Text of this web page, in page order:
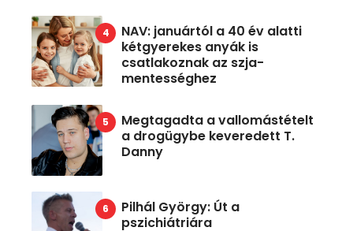
NAV: januártól a 40 év alatti
kétgyerekes anyák is
csatlakoznak az szja-
mentességhez
Megtagadta a vallomástételt
a drogügybe keveredett T.
Danny
Pilhál György: Út a
pszichiátriára